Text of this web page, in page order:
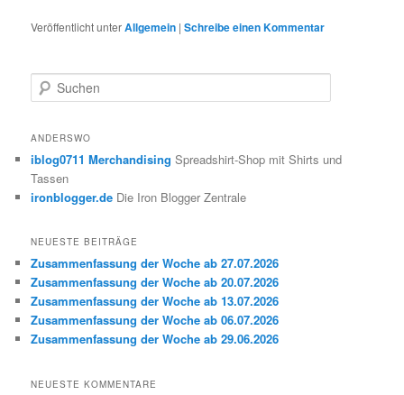
Veröffentlicht unterAllgemein |Schreibe einen Kommentar
u
h
n
ANDERSWO
iblog0711 Merchandising Spreadshirt-Shop mit Shirts und
Tassen
ironblogger.de Die Iron Blogger Zentrale
NEUESTE BEITRÄGE
Zusammenfassung der Woche ab 27.07.2026
Zusammenfassung der Woche ab 20.07.2026
Zusammenfassung der Woche ab 13.07.2026
Zusammenfassung der Woche ab 06.07.2026
Zusammenfassung der Woche ab 29.06.2026
NEUESTE KOMMENTARE